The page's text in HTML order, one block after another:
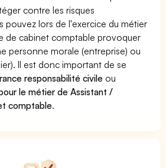
contre les risques
pouvez lors de l'exercice du métier
de cabinet comptable provoquer
personne morale (entreprise) ou
Il est donc important de se
responsabilité civile ou
le métier de Assistant /
comptable.